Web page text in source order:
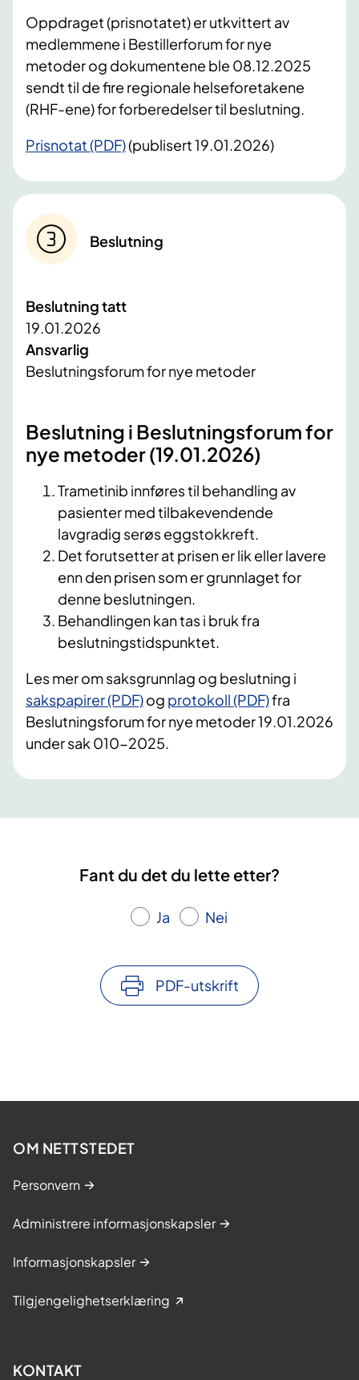
Oppdraget (prisnotatet) er utkvittert av
medlemmene i Bestillerforum for nye
metoder og dokumentene ble 08.12.2025
sendt til de fire regionale helseforetakene
(RHF-ene) for forberedelser til beslutning.
Prisnotat (PDF)(publisert 19.01.2026)
Beslutning
Beslutning tatt
19.01.2026
Ansvarlig
Beslutningsforum for nye metoder
Beslutning i Beslutningsforum for
nye metoder (19.01.2026)
Trametinib innføres til behandling av
pasienter med tilbakevendende
lavgradig serøs eggstokkreft.
Det forutsetter at prisen er lik eller lavere
enn den prisen som er grunnlaget for
denne beslutningen.
Behandlingen kan tas i bruk fra
beslutningstidspunktet.
Les mer om saksgrunnlag og beslutning i
sakspapirer (PDF)og protokoll (PDF)fra
Beslutningsforum for nye metoder 19.01.2026
under sak 010-2025.
Fant du det du lette etter?
Ja Nei
PDF-utskrift
OM NETTSTEDET
Personvern
Administrere informasjonskapsler
Informasjonskapsler
Tilgjengelighetserklæring
KONTAKT